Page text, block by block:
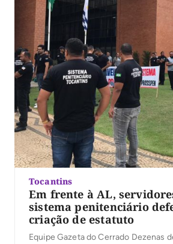
Tocantins
Em frente à AL,
sistema penitenciário
criação de estatuto
Equipe Gazeta do Cerrado Dezenas